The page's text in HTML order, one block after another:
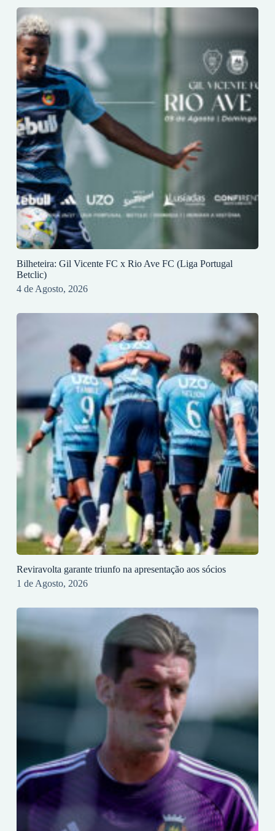
Bilheteira: Gil Vicente FC x Rio Ave FC (Liga Portugal
Betclic)
4 de Agosto, 2026
Reviravolta garante triunfo na apresentação aos sócios
1 de Agosto, 2026